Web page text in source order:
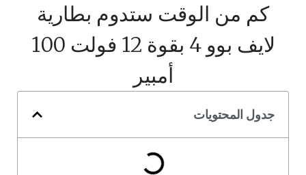
كم من الوقت ستدوم بطارية
لايف بوو 4 بقوة 12 فولت 100
أمبير
جدول المحتويات